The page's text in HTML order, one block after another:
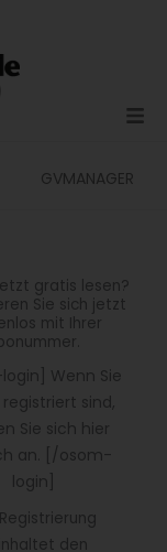
GVMANAGER
gratis lesen?
Sie sich jetzt
mit Ihrer
Wenn Sie
sind,
Sie sich hier
an. [/osom-
login]
den